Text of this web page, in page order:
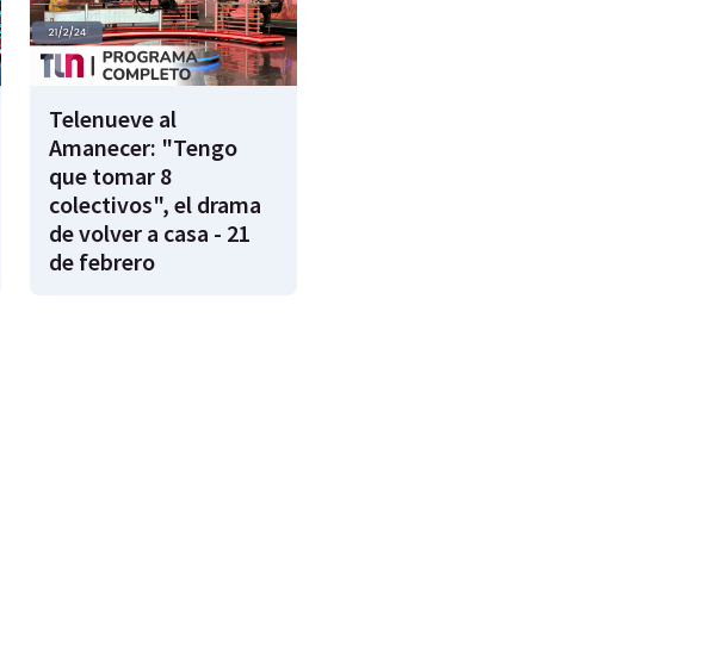
Telenueve al
Amanecer: "Tengo
que tomar 8
colectivos", el drama
de volver a casa - 21
de febrero